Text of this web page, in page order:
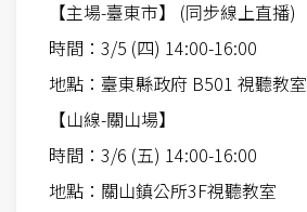
【主場-臺東市】 (同步線上直播)
時間：3/5 (四) 14:00-16:00
地點：臺東縣政府 B501 視聽教室
【山線-關山場】
時間：3/6 (五) 14:00-16:00
地點：關山鎮公所3F視聽教室